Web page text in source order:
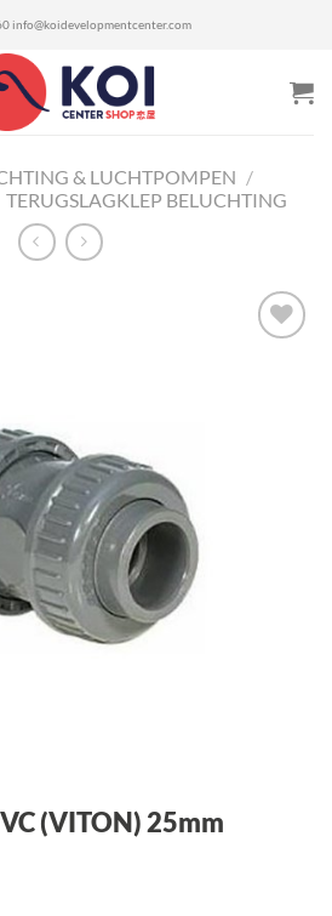
info@koidevelopmentcenter.com
& LUCHTPOMPEN /
TERUGSLAGKLEP BELUCHTING
(VITON) 25mm